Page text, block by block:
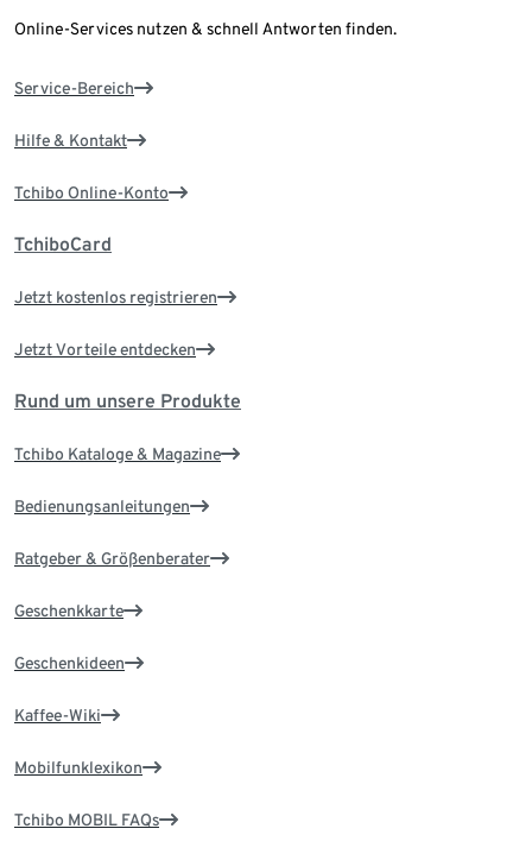
Online-Services nutzen & schnell Antworten finden.
Service-Bereich
Hilfe & Kontakt
Tchibo Online-Konto
TchiboCard
Jetzt kostenlos registrieren
Jetzt Vorteile entdecken
Rund um unsere Produkte
Tchibo Kataloge & Magazine
Bedienungsanleitungen
Ratgeber & Größenberater
Geschenkkarte
Geschenkideen
Kaffee-Wiki
Mobilfunklexikon
Tchibo MOBIL FAQs